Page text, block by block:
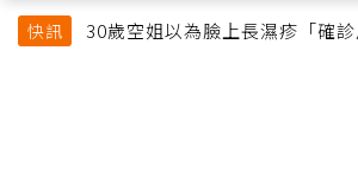
快訊
30歲空姐以為臉上長濕疹「確